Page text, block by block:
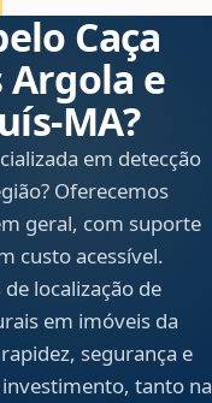
Caça
Argola e
em detecção
Oferecemos
geral, com suporte
custo acessível.
localização de
em imóveis da
segurança e
tanto na